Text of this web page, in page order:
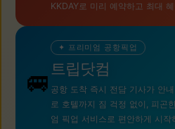
KKDAY로 미리 예약하고 최대
🚐
✦ 프리미엄 공항픽업
트립닷컴
공항 도착 즉시 전담 기사가 안
로 호텔까지 짐 걱정 없이, 피곤
엄 픽업 서비스로 편안하게 시작